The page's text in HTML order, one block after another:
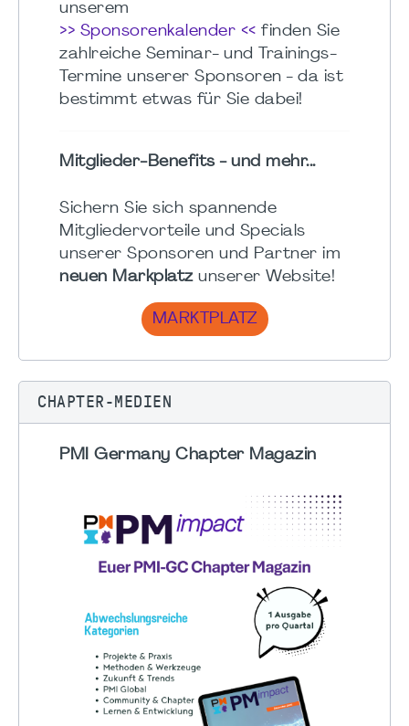
unserem
>> Sponsorenkalender << finden Sie
zahlreiche Seminar- und Trainings-
Termine unserer Sponsoren - da ist
bestimmt etwas für Sie dabei!
Mitglieder-Benefits - und mehr...
Sichern Sie sich spannende
Mitgliedervorteile und Specials
unserer Sponsoren und Partner im
neuen Markplatzunserer Website!
MARKTPLATZ
CHAPTER-MEDIEN
PMI Germany Chapter Magazin